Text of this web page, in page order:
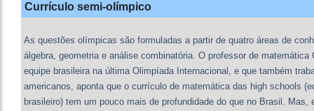
Currículo semi-olímpico
As questões olímpicas são formuladas a partir de quatro áreas de
álgebra, geometria e análise combinatória. O professor de matemática
equipe brasileira na última Olimpíada Internacional, e que também
americanos, aponta que o currículo de matemática das high schools
brasileiro) tem um pouco mais de profundidade do que no Brasil. Mas,